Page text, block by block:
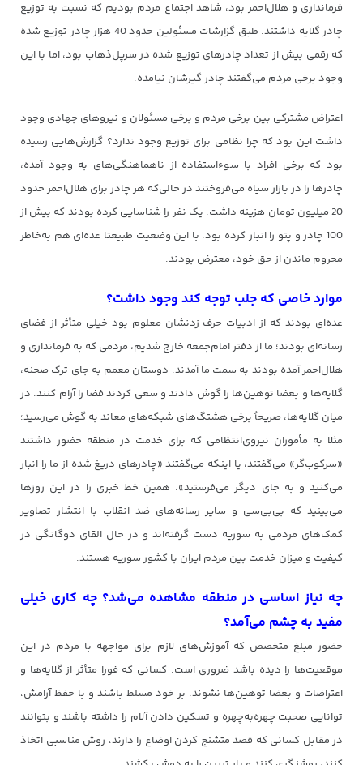
فرمانداری و هلال‌احمر بود، شاهد اجتماع مردم بودیم که نسبت به توزیع
چادر گلایه داشتند. طبق گزارشات مسئولین حدود 40 هزار چادر توزیع شده
که رقمی بیش از تعداد چادرهای توزیع شده در سرپل‌ذهاب بود، اما با این
وجود برخی مردم می‌گفتند چادر گیرشان نیامده.
اعتراض مشترکی بین برخی مردم و برخی مسئولان و نیروهای جهادی وجود
داشت این بود که چرا نظامی برای توزیع وجود ندارد؟ گزارش‌هایی رسیده
بود که برخی افراد با سوءاستفاده از ناهماهنگی‌های به وجود آمده،
چادرها را در بازار سیاه می‌فروختند در حالی‌که هر چادر برای هلال‌احمر حدود
20 میلیون تومان هزینه داشت. یک نفر را شناسایی کرده بودند که بیش از
100 چادر و پتو را انبار کرده بود. با این وضعیت طبیعتا عده‌ای هم به‌خاطر
محروم ماندن از حق خود، معترض بودند.
موارد خاصی که جلب توجه کند وجود داشت؟
عده‌ای بودند که از ادبیات حرف زدنشان معلوم بود خیلی متأثر از فضای
رسانه‌ای بودند؛ ما از دفتر امام‌جمعه خارج شدیم، مردمی که به فرمانداری و
هلال‌احمر آمده بودند به سمت ما آمدند. دوستان معمم به جای ترک صحنه،
گلایه‌ها و بعضا توهین‌ها را گوش دادند و سعی کردند فضا را آرام کنند. در
میان گلایه‌ها، صریحاً برخی هشتگ‌های شبکه‌های معاند به گوش می‌رسید؛
مثلا به مأموران نیروی‌انتظامی که برای خدمت در منطقه حضور داشتند
«سرکوب‌گر» می‌گفتند، یا اینکه می‌گفتند «چادرهای دریغ شده از ما را انبار
می‌کنید و به جای دیگر می‌فرستید». همین خط خبری را در این روزها
می‌بینید که بی‌بی‌سی و سایر رسانه‌های ضد انقلاب با انتشار تصاویر
کمک‌های مردمی به سوریه دست گرفته‌اند و در حال القای دوگانگی در
کیفیت و میزان خدمت بین مردم ایران با کشور سوریه هستند.
چه نیاز اساسی در منطقه مشاهده می‌شد؟ چه کاری خیلی
مفید به چشم می‌آمد؟
حضور مبلغ متخصص که آموزش‌های لازم برای مواجهه با مردم در این
موقعیت‌ها را دیده باشد ضروری است. کسانی که فورا متأثر از گلایه‌ها و
اعتراضات و بعضا توهین‌ها نشوند، بر خود مسلط باشند و با حفظ آرامش،
توانایی صحبت چهره‌به‌چهره و تسکین دادن آلام را داشته باشند و بتوانند
در مقابل کسانی که قصد متشنج کردن اوضاع را دارند، روش مناسبی اتخاذ